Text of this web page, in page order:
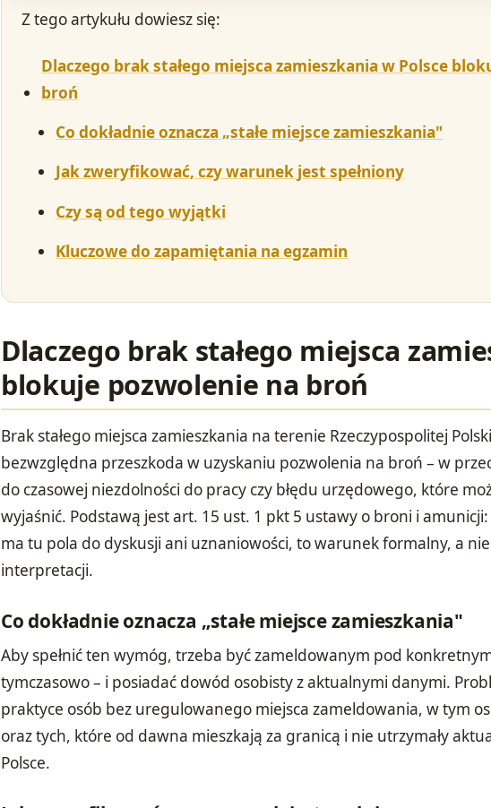
Z tego artykułu dowiesz się:
Dlaczego brak stałego miejsca zamieszkania w Polsce
broń
Co dokładnie oznacza „stałe miejsce zamieszkania"
Jak zweryfikować, czy warunek jest spełniony
Czy są od tego wyjątki
Kluczowe do zapamiętania na egzamin
Dlaczego brak stałego miejsca
blokuje pozwolenie na broń
Brak stałego miejsca zamieszkania na terenie Rzeczypospolitej
bezwzględna przeszkoda w uzyskaniu pozwolenia na broń – w
do czasowej niezdolności do pracy czy błędu urzędowego, które
wyjaśnić. Podstawą jest art. 15 ust. 1 pkt 5 ustawy o broni i
ma tu pola do dyskusji ani uznaniowości, to warunek formalny, a
interpretacji.
Co dokładnie oznacza „stałe miejsce zamieszkania"
Aby spełnić ten wymóg, trzeba być zameldowanym pod
tymczasowo – i posiadać dowód osobisty z aktualnymi danymi.
praktyce osób bez uregulowanego miejsca zameldowania, w tym
oraz tych, które od dawna mieszkają za granicą i nie utrzymały
Polsce.